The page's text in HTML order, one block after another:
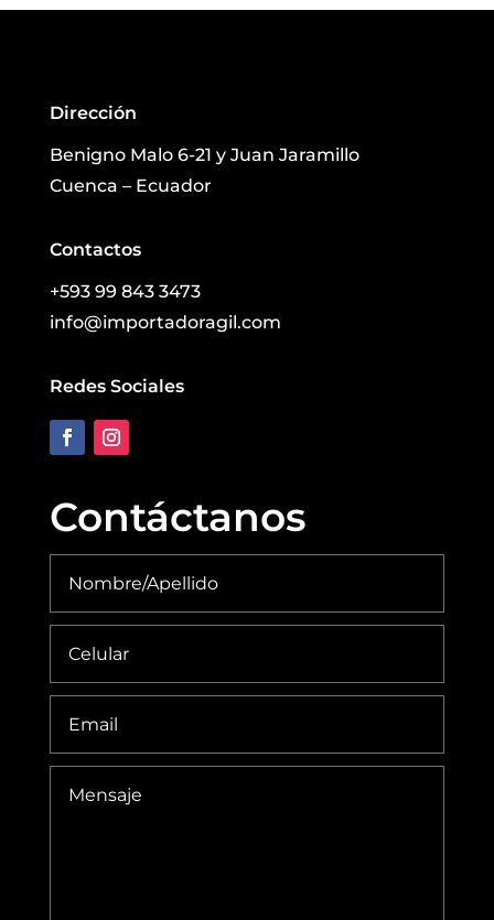
Dirección
Benigno Malo 6-21 y Juan Jaramillo
Cuenca – Ecuador
Contactos
+593 99 843 3473
info@importadoragil.com
Redes Sociales
Contáctanos